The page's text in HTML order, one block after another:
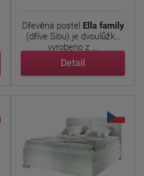
Dřevěná postel Ella family
(dříve Sibu) je dvoulůžko
vyrobeno z ...
Detail